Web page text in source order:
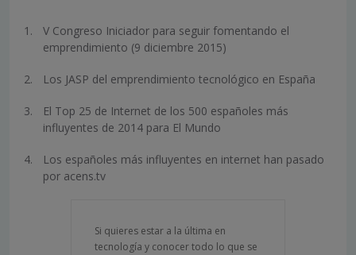
V Congreso Iniciador para seguir fomentando el
emprendimiento (9 diciembre 2015)
Los JASP del emprendimiento tecnológico en España
El Top 25 de Internet de los 500 españoles más
influyentes de 2014 para El Mundo
Los españoles más influyentes en internet han pasado
por acens.tv
Si quieres estar a la última en
tecnología y conocer todo lo que se